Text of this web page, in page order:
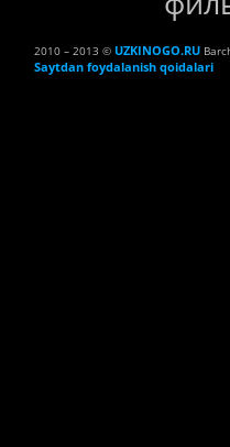
2010 – 2013 © UZKINOGO.RU
Saytdan foydalanish qoidalari